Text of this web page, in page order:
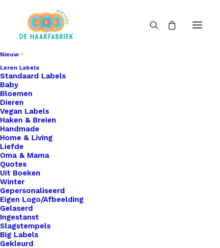
Nieuw
Leren Labels
Standaard Labels
Baby
Bloemen
Dieren
Vegan Labels
Haken & Breien
Handmade
Home & Living
Liefde
Oma & Mama
Quotes
Uit Boeken
Winter
Gepersonaliseerd
Eigen Logo/Afbeelding
Gelaserd
Ingestanst
Slagstempels
Big Labels
Gekleurd